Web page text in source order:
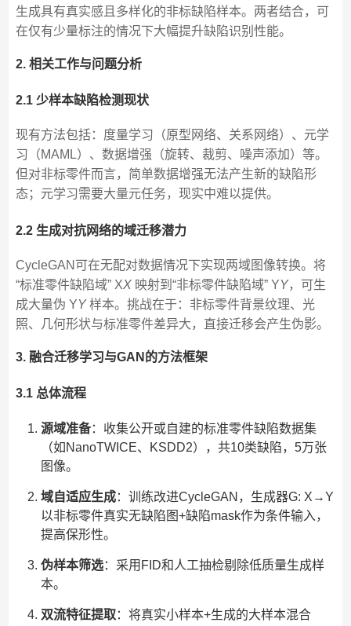
生成具有真实感且多样化的非标缺陷样本。两者结合，可
在仅有少量标注的情况下大幅提升缺陷识别性能。
2. 相关工作与问题分析
2.1 少样本缺陷检测现状
现有方法包括：度量学习（原型网络、关系网络）、元学
习（MAML）、数据增强（旋转、裁剪、噪声添加）等。
但对非标零件而言，简单数据增强无法产生新的缺陷形
态；元学习需要大量元任务，现实中难以提供。
2.2 生成对抗网络的域迁移潜力
CycleGAN可在无配对数据情况下实现两域图像转换。将
“标准零件缺陷域” XX映射到“非标零件缺陷域” YY，可生
成大量伪 YY样本。挑战在于：非标零件背景纹理、光
照、几何形状与标准零件差异大，直接迁移会产生伪影。
3. 融合迁移学习与GAN的方法框架
3.1 总体流程
源域准备：收集公开或自建的标准零件缺陷数据集
（如NanoTWICE、KSDD2），共10类缺陷，5万张
图像。
域自适应生成：训练改进CycleGAN，生成器G: X→Y
以非标零件真实无缺陷图+缺陷mask作为条件输入，
提高保形性。
伪样本筛选：采用FID和人工抽检剔除低质量生成样
本。
双流特征提取：将真实小样本+生成的大样本混合